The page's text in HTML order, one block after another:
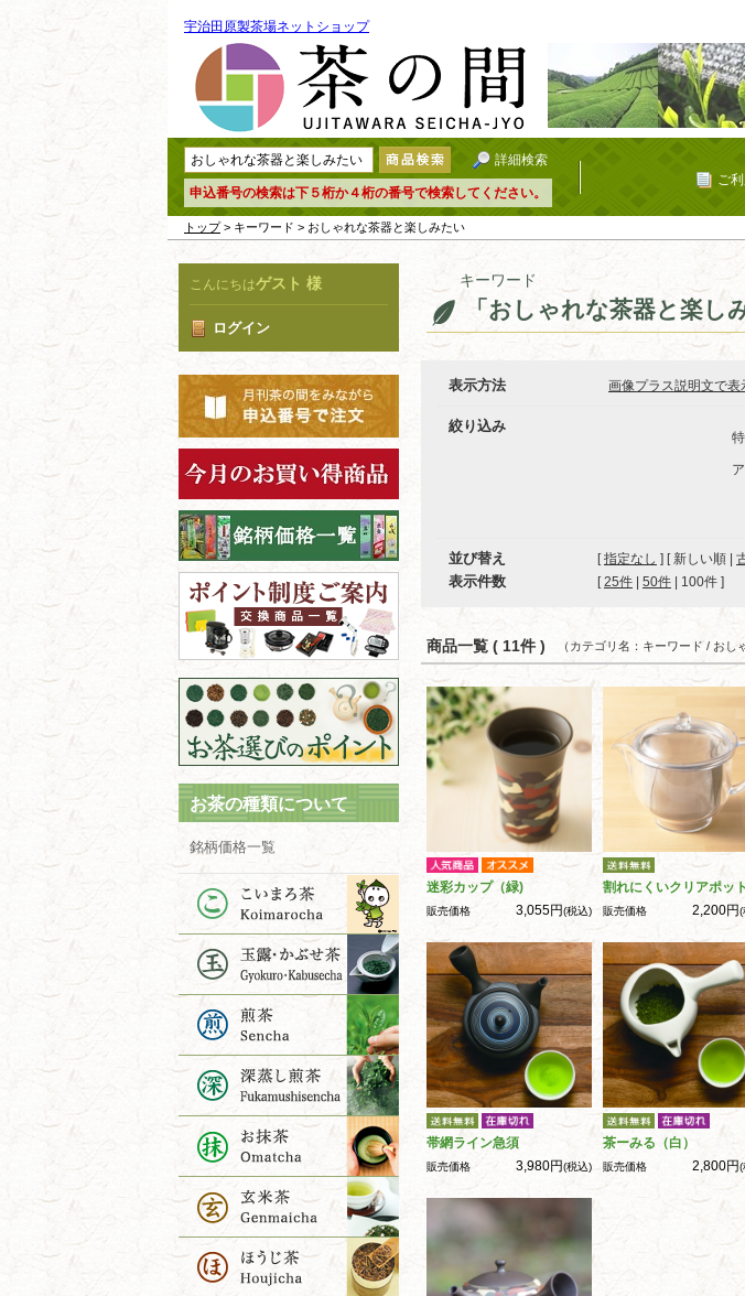
宇治田原製茶場ネットショップ
詳細検索
申込番号の検索は下５桁か４桁の番号で検索してください。
ご
トップ> キーワード > おしゃれな茶器と楽しみたい
こんにちはゲスト 様
ログイン
お茶の種類について
銘柄価格一覧
キーワード
「おしゃれな茶器と楽し
表示方法 画像プラス説明文で表
絞り込み
並び替え [指定なし ] [ 新しい順 |
表示件数 [ 25件 50件 100件 ]
商品一覧 ( 11件 ) （カテゴリ名：キーワード / おし
迷彩カップ（緑)
販売価格 3,055円(税込)
割れにくいクリアポット
販売価格 2,200円(
帯網ライン急須
販売価格 3,980円(税込)
茶ーみる（白）
販売価格 2,800円(